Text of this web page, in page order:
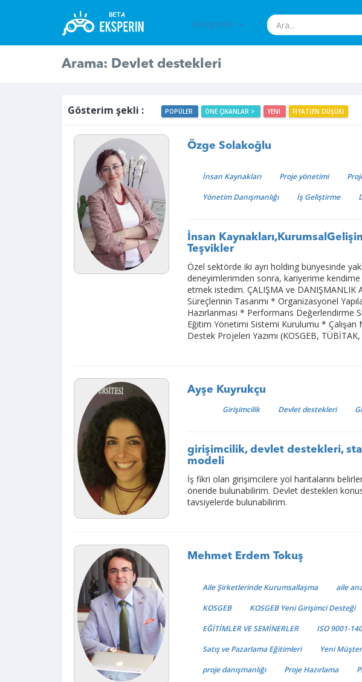
Kategoriler
Arama: Devlet destekleri
Gösterim şekli : POPÜLER ÖNE ÇIKANLAR > YENI FIYAT(EN DÜŞÜK)
Özge Solakoğlu
İnsan Kaynakları Proje yönetimi
Yönetim Danışmanlığı
İş Geliştirme
İnsan
Teşvikler
Özel sektörde iki ayrı holding bünyesinde
deneyimlerimden sonra, kariyerime kendime
etmek istedim. ÇALIŞMA ve DANIŞMANLIK
Süreçlerinin Tasarımı * Organizasyonel
Hazırlanması * Performans
Eğitim Yönetimi Sistemi Kurulumu *
Destek Projeleri Yazımı (KOSGEB,
Ayşe Kuyrukçu
Girişimcilik Devlet destekleri
girişimcilik, devlet destekleri,
modeli
İş fikri olan girişimcilere yol haritalarını
öneride bulunabilirim. Devlet destekleri
tavsiyelerde bulunabilirim.
Mehmet Erdem Tokuş
Aile Şirketlerinde Kurumsallaşma aile
KOSGEB
KOSGEB Yeni Girişimci Desteği
EĞİTİMLER VE SEMİNERLER
ISO 9001-
Satış ve Pazarlama Eğitimleri
Yeni
proje danışmanlığı
Proje Hazırlama